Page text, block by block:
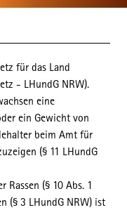
für das Land
- LHundG NRW).
eine
ein Gewicht von
beim Amt für
(§ 11 LHundG
Rassen (§ 10 Abs. 1
(§ 3 LHundG NRW) ist